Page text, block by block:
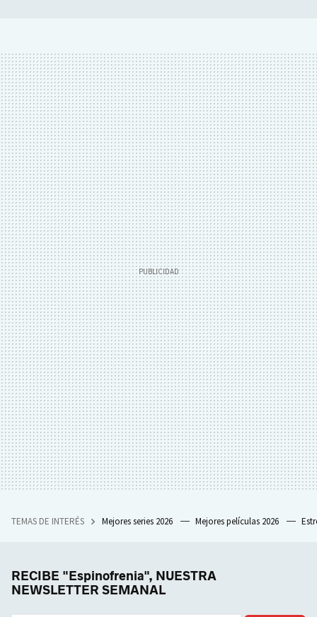
TEMAS DE INTERÉS Mejores series 2026 Mejores películas 2026
RECIBE "Espinofrenia", NUESTRA
NEWSLETTER SEMANAL